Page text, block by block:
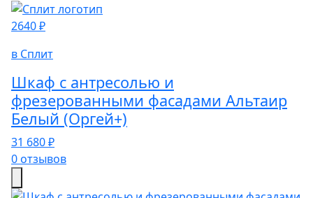
2640 ₽
в Сплит
Шкаф с антресолью и
фрезерованными фасадами Альтаир
Белый (Оргей+)
31 680 ₽
0 отзывов